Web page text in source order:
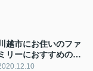
越市にお住いのファ
ミリーにおすすめの英
話教室